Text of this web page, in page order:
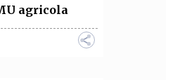
agricola